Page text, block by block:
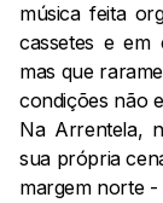
música feita
cassetes e
mas que
condições não
Na Arrentela,
sua própria
margem norte -